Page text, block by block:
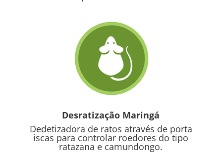
Desratização Maringá
Dedetizadora de ratos através de porta
iscas para controlar roedores do tipo
ratazana e camundongo.